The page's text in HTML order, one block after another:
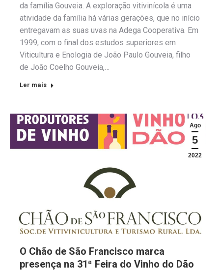
da família Gouveia. A exploração vitivinícola é uma
atividade da família há várias gerações, que no início
entregavam as suas uvas na Adega Cooperativa. Em
1999, com o final dos estudos superiores em
Viticultura e Enologia de João Paulo Gouveia, filho
de João Coelho Gouveia,…
Ler mais
Ago
5
2022
O Chão de São Francisco marca
presença na 31ª Feira do Vinho do Dão